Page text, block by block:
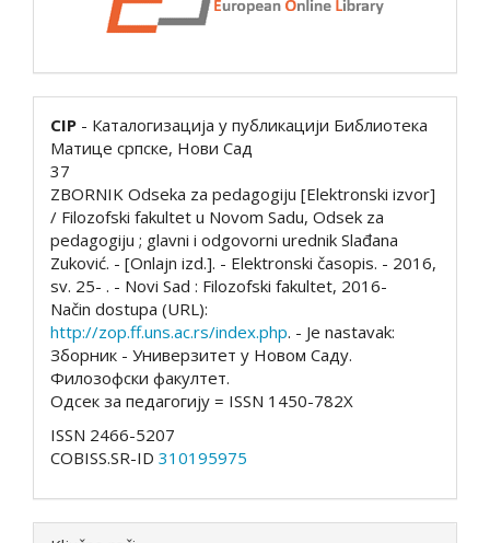
CIP - Каталогизација у публикацији Библиотека
Матице српске, Нови Сад
37
ZBORNIK Odseka za pedagogiju [Elektronski izvor]
/ Filozofski fakultet u Novom Sadu, Odsek za
pedagogiju ; glavni i odgovorni urednik Slađana
Zuković. - [Onlajn izd.]. - Elektronski časopis. - 2016,
sv. 25- . - Novi Sad : Filozofski fakultet, 2016-
Način dostupa (URL):
http://zop.ff.uns.ac.rs/index.php. - Je nastavak:
Зборник - Универзитет у Новом Саду.
Филозофски факултет.
Одсек за педагогију = ISSN 1450-782X
ISSN 2466-5207
COBISS.SR-ID 310195975